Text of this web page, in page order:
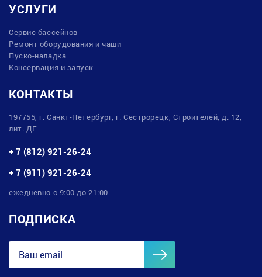
УСЛУГИ
Сервис бассейнов
Ремонт оборудования и чаши
Пуско-наладка
Консервация и запуск
КОНТАКТЫ
197755, г. Санкт-Петербург, г. Сестрорецк, Строителей, д. 12,
лит. ДЕ
+ 7 (812) 921-26-24
+ 7 (911) 921-26-24
ежедневно с 9:00 до 21:00
ПОДПИСКА